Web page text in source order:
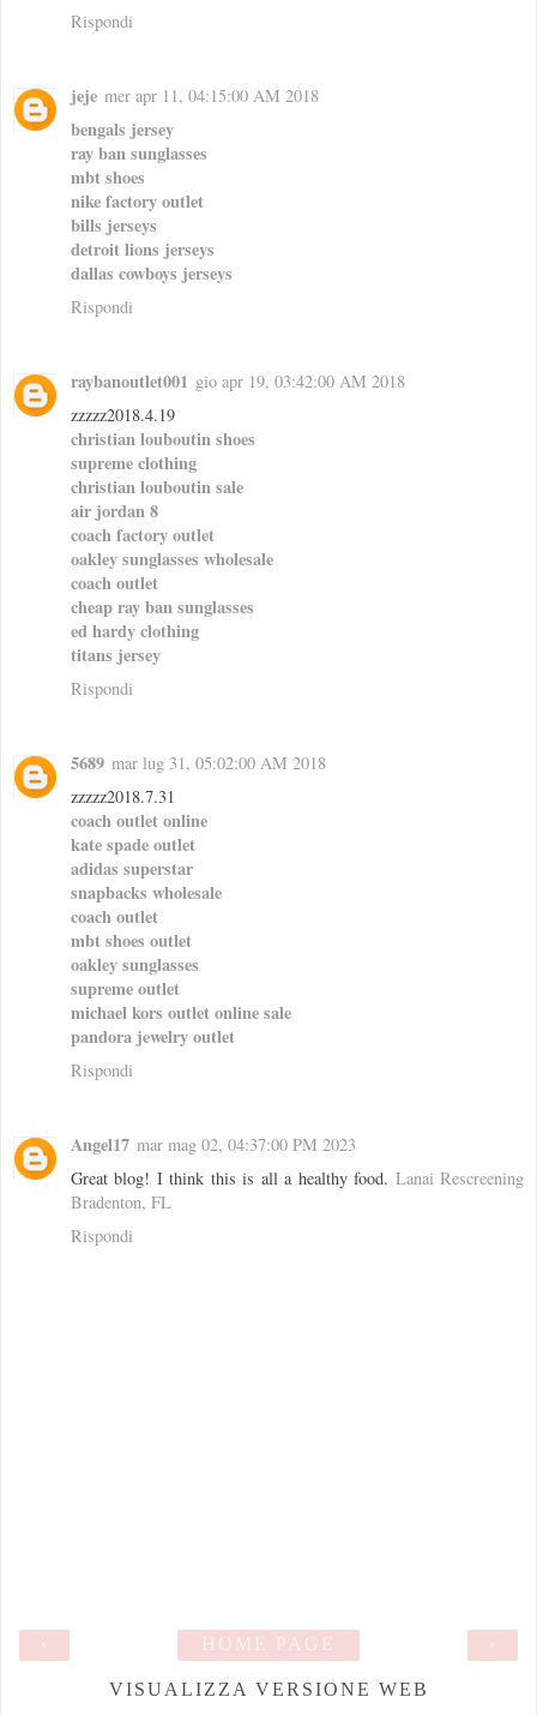
Rispondi
jeje mer apr 11, 04:15:00 AM 2018
bengals jersey
ray ban sunglasses
mbt shoes
nike factory outlet
bills jerseys
detroit lions jerseys
dallas cowboys jerseys
Rispondi
raybanoutlet001 gio apr 19, 03:42:00 AM 2018
zzzzz2018.4.19
christian louboutin shoes
supreme clothing
christian louboutin sale
air jordan 8
coach factory outlet
oakley sunglasses wholesale
coach outlet
cheap ray ban sunglasses
ed hardy clothing
titans jersey
Rispondi
5689 mar lug 31, 05:02:00 AM 2018
zzzzz2018.7.31
coach outlet online
kate spade outlet
adidas superstar
snapbacks wholesale
coach outlet
mbt shoes outlet
oakley sunglasses
supreme outlet
michael kors outlet online sale
pandora jewelry outlet
Rispondi
Angel17 mar mag 02, 04:37:00 PM 2023
Great blog! I think this is all a healthy food. Lanai Rescreening
Bradenton, FL
Rispondi
›
HOME PAGE
VISUALIZZA VERSIONE WEB